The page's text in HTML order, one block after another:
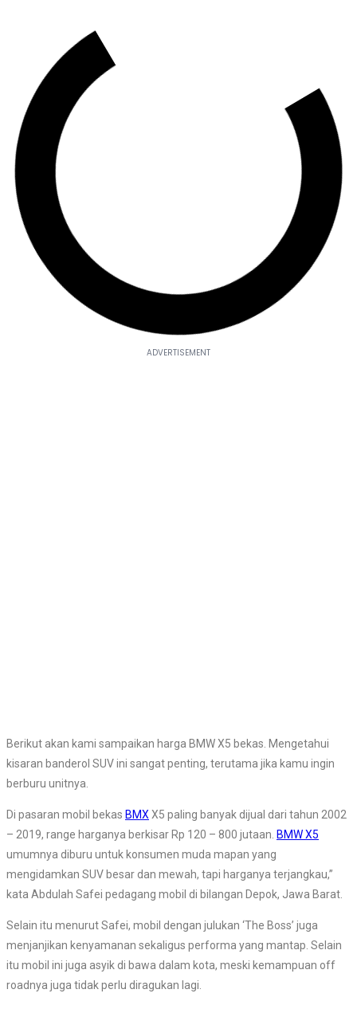
Berikut akan kami sampaikan harga BMW X5 bekas. Mengetahui
kisaran banderol SUV ini sangat penting, terutama jika kamu ingin
berburu unitnya.
Di pasaran mobil bekas BMXX5 paling banyak dijual dari tahun 2002
– 2019, range harganya berkisar Rp 120 – 800 jutaan. BMW X5
umumnya diburu untuk konsumen muda mapan yang
mengidamkan SUV besar dan mewah, tapi harganya terjangkau,”
kata Abdulah Safei pedagang mobil di bilangan Depok, Jawa Barat.
Selain itu menurut Safei, mobil dengan julukan ‘The Boss’ juga
menjanjikan kenyamanan sekaligus performa yang mantap. Selain
itu mobil ini juga asyik di bawa dalam kota, meski kemampuan off
roadnya juga tidak perlu diragukan lagi.